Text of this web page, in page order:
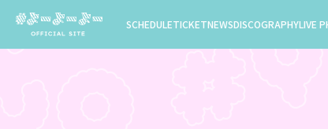
SCHEDULETICKETNEWSDISCOGRAPHYLIVE